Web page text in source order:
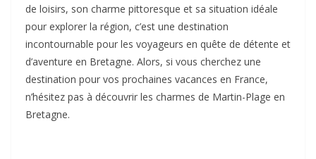
de loisirs, son charme pittoresque et sa situation idéale
pour explorer la région, c’est une destination
incontournable pour les voyageurs en quête de détente et
d’aventure en Bretagne. Alors, si vous cherchez une
destination pour vos prochaines vacances en France,
n’hésitez pas à découvrir les charmes de Martin-Plage en
Bretagne.